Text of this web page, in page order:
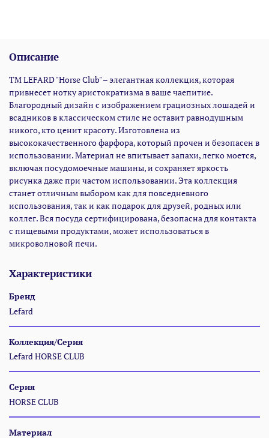
Описание
TM LEFARD "Horse Club" – элегантная коллекция, которая
привнесет нотку аристократизма в ваше чаепитие.
Благородный дизайн с изображением грациозных лошадей и
всадников в классическом стиле не оставит равнодушным
никого, кто ценит красоту. Изготовлена из
высококачественного фарфора, который прочен и безопасен в
использовании. Материал не впитывает запахи, легко моется,
включая посудомоечные машины, и сохраняет яркость
рисунка даже при частом использовании. Эта коллекция
станет отличным выбором как для повседневного
использования, так и как подарок для друзей, родных или
коллег. Вся посуда сертифицирована, безопасна для контакта
с пищевыми продуктами, может использоваться в
микроволновой печи.
Характеристики
Бренд
Lefard
Коллекция/Серия
Lefard HORSE CLUB
Серия
HORSE CLUB
Материал